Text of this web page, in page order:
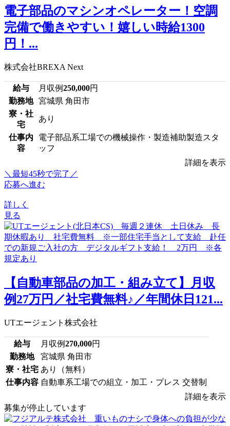
電子部品のマシンオペレーター！空調
完備で働きやすい！嬉しい時給1300
円！...
株式会社BREXA Next
給与 月収例250,000円
勤務地 宮城県 角田市
寮・社
宅
あり
仕事内
容
電子部品系工場での機械操作・製造補助製造スタ
ッフ
詳細を表示
＼最短45秒で完了／
応募へ進む
詳しく
見る
【自動車部品の加工・組み立て】月収
例27万円／社宅費無料♪／年間休日121...
UTエージェント株式会社
給与 月収例270,000円
勤務地
宮城県 角田市
寮・社宅 あり（無料）
仕事内容 自動車系工場での組立・加工・プレス 交替制
詳細を表示
募集が停止しています